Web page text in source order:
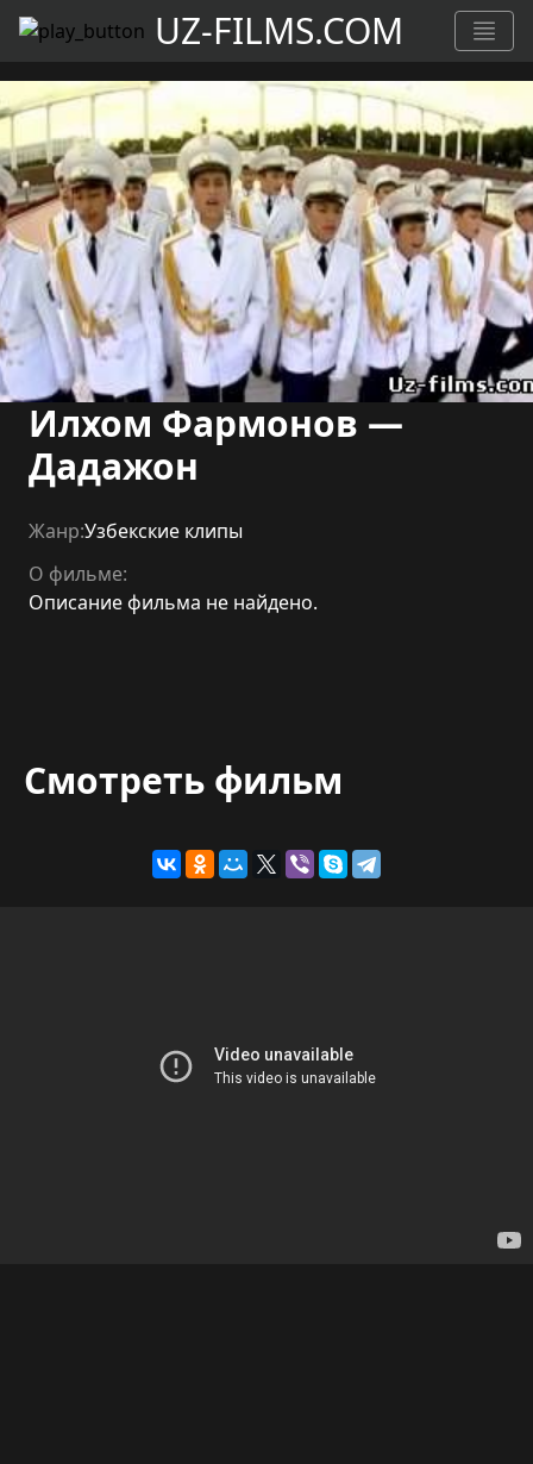
UZ-FILMS.COM
Илхом Фармонов —
Дадажон
Жанр:Узбекские клипы
О фильме:
Описание фильма не найдено.
Смотреть фильм